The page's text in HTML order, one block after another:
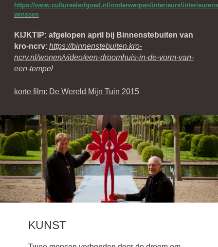
https://www.cultureelerfgoed.nl/onderwerpen/interieurs/
winssen
KIJKTIP: afgelopen april bij Binnenstebuiten van
kro-ncrv: https://binnenstebuiten.kro-
ncrv.nl/wonen/video/een-droomhuis-in-de-vorm-van-
een-tempel
korte film: De Wereld Mijn Tuin 2015
KUNST